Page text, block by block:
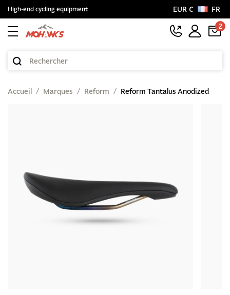
High-end cycling equipment EUR €
FR
2
Accueil Marques Reform Reform Tantalus Anodized